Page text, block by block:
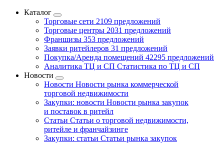
Каталог
Торговые сети 2109 предложений
Торговые центры 2031 предложений
Франшизы 353 предложений
Заявки ритейлеров 31 предложений
Покупка/Аренда помещений 42295 предложений
Аналитика ТЦ и СП Статистика по ТЦ и СП
Новости
Новости Новости рынка коммерческой
торговой недвижимости
Закупки: новости Новости рынка закупок
и поставок в ритейл
Статьи Статьи о торговой недвижимости,
ритейле и франчайзинге
Закупки: статьи Статьи рынка закупок